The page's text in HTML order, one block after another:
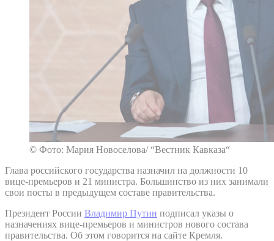
© Фото: Мария Новоселова/ “Вестник Кавказа“
Глава российского государства назначил на должности 10
вице-премьеров и 21 министра. Большинство из них занимали
свои посты в предыдущем составе правительства.
Президент России Владимир Путин подписал указы о
назначениях вице-премьеров и министров нового состава
правительства. Об этом говорится на сайте Кремля.